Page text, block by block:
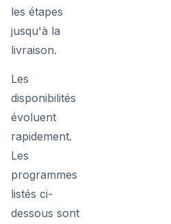
les étapes
jusqu'à la
livraison.
Les
disponibilités
évoluent
rapidement.
Les
programmes
listés ci-
dessous sont